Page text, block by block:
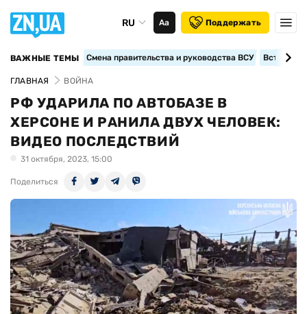
RU Аа Поддержать
ВАЖНЫЕ ТЕМЫ Смена правительства и руководства ВСУ
ГЛАВНАЯ ВОЙНА
РФ УДАРИЛА ПО АВТОБАЗЕ В
ХЕРСОНЕ И РАНИЛА ДВУХ ЧЕЛОВЕК:
ВИДЕО ПОСЛЕДСТВИЙ
31 октября, 2023, 15:00
Поделиться